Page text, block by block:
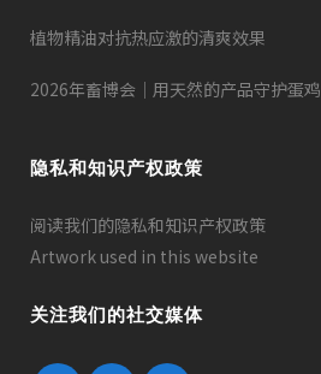
植物精油对抗热应激的清爽效果
2026年畜博会｜用天然的产品守护蛋
隐私和知识产权政策
阅读我们的隐私和知识产权政策
Artwork used in this website
关注我们的社交媒体